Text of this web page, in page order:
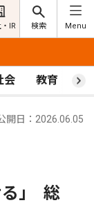
IR 検索 Menu
会 教育 ス
開日：2026.06.05
る｣ 総